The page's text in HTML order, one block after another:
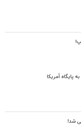
پایگاه آمریکا
شد!